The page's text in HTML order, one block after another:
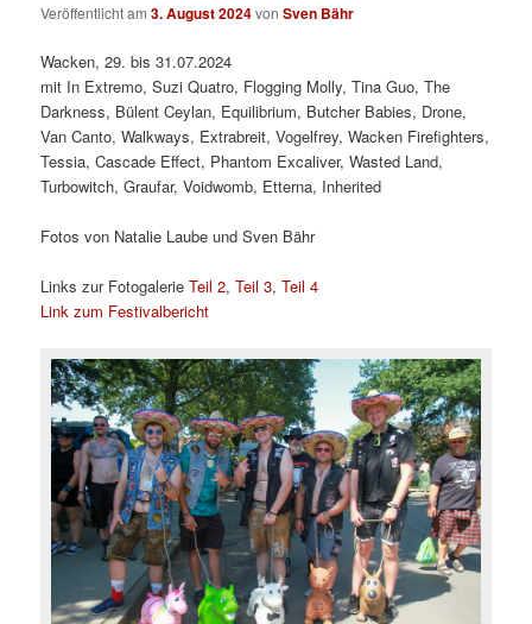
Veröffentlicht am3. August 2024vonSven Bähr
Wacken, 29. bis 31.07.2024
mit In Extremo, Suzi Quatro, Flogging Molly, Tina Guo, The
Darkness, Bülent Ceylan, Equilibrium, Butcher Babies, Drone,
Van Canto, Walkways, Extrabreit, Vogelfrey, Wacken Firefighters,
Tessia, Cascade Effect, Phantom Excaliver, Wasted Land,
Turbowitch, Graufar, Voidwomb, Etterna, Inherited
Fotos von Natalie Laube und Sven Bähr
Links zur FotogalerieTeil 2,Teil 3,Teil 4
Link zum Festivalbericht